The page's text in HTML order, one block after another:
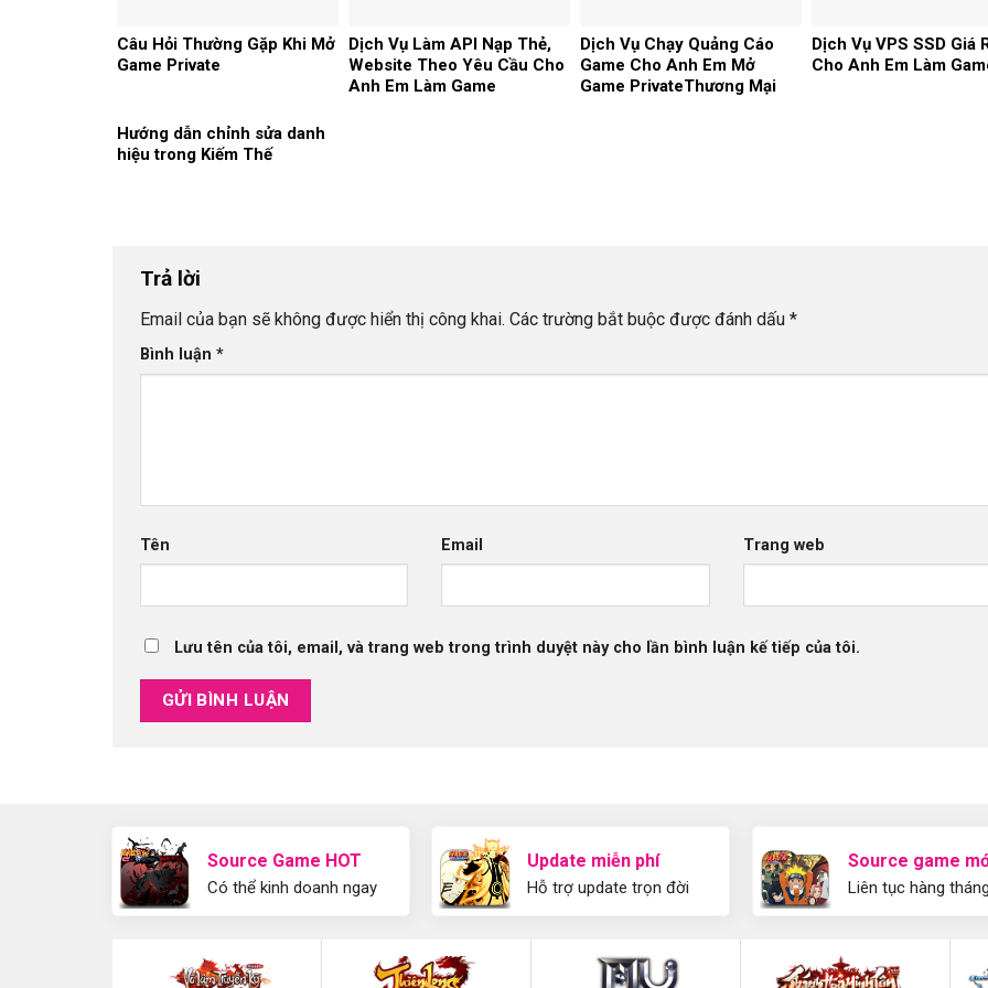
Câu Hỏi Thường Gặp Khi Mở
Game Private
Dịch Vụ Làm API Nạp Thẻ,
Website Theo Yêu Cầu Cho
Anh Em Làm Game
Dịch Vụ Chạy Quảng Cáo
Game Cho Anh Em Mở
Game PrivateThương Mại
Dịch Vụ VPS SSD Giá
Cho Anh Em Làm
Hướng dẫn chỉnh sửa danh
hiệu trong Kiếm Thế
Trả lời
Email của bạn sẽ không được hiển thị công khai. Các trường bắt buộc được đánh dấu *
Bình luận *
Tên Email Trang web
Lưu tên của tôi, email, và trang web trong trình duyệt này cho lần bình luận kế tiếp của tôi.
Source Game HOT
Có thể kinh doanh ngay
Update miễn phí
Hỗ trợ update trọn đời
Source game
Liên tục hàng